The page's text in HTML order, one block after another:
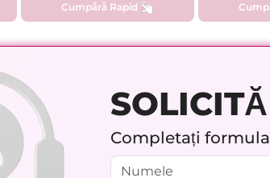
Cumpără Rapid
Completați